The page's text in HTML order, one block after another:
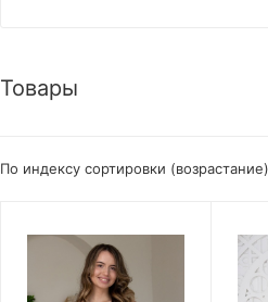
Товары
По индексу сортировки (возрастание)